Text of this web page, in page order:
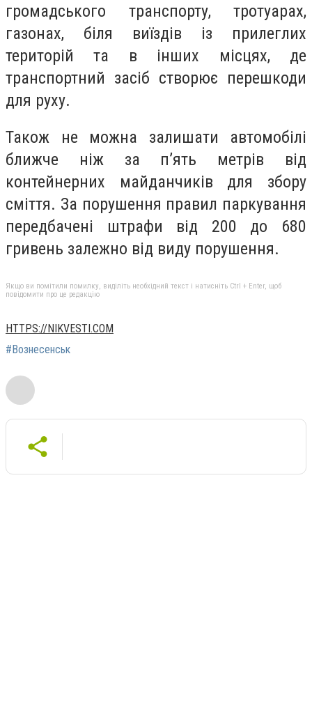
громадського транспорту, тротуарах,
газонах, біля виїздів із прилеглих
територій та в інших місцях, де
транспортний засіб створює перешкоди
для руху.
Також не можна залишати автомобілі
ближче ніж за п’ять метрів від
контейнерних майданчиків для збору
сміття. За порушення правил паркування
передбачені штрафи від 200 до 680
гривень залежно від виду порушення.
Якщо ви помітили помилку, виділіть необхідний текст і натисніть Ctrl + Enter, щоб
повідомити про це редакцію
HTTPS://NIKVESTI.COM
#Вознесенськ